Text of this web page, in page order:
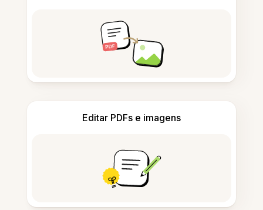
Editar PDFs e imagens